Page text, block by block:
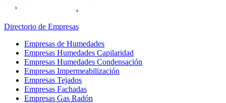
Directorio de Empresas
Empresas de Humedades
Empresas Humedades Capilaridad
Empresas Humedades Condensación
Empresas Impermeabilización
Empresas Tejados
Empresas Fachadas
Empresas Gas Radón